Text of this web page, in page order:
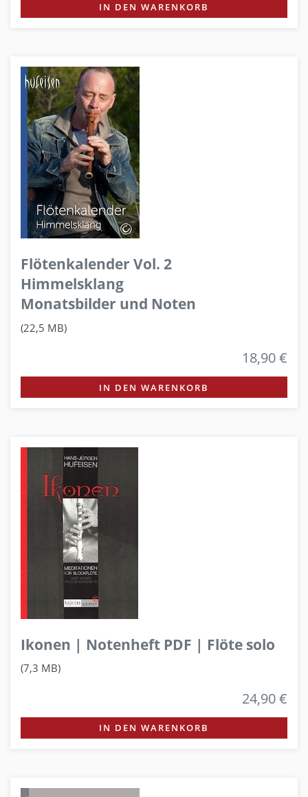
IN DEN WARENKORB
Flötenkalender Vol. 2
Himmelsklang
Monatsbilder und Noten
(22,5 MB)
18,90 €
IN DEN WARENKORB
Ikonen | Notenheft PDF | Flöte solo
(7,3 MB)
24,90 €
IN DEN WARENKORB